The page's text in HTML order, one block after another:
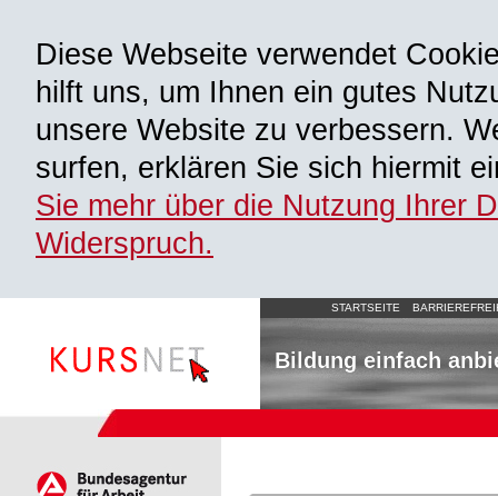
Diese Webseite verwendet
hilft uns, um Ihnen ein gutes
unsere Website zu verbessern.
surfen, erklären Sie sich hiermit
Sie mehr über die Nutzung Ihrer
Widerspruch.
STARTSEITE
Bildung einfach